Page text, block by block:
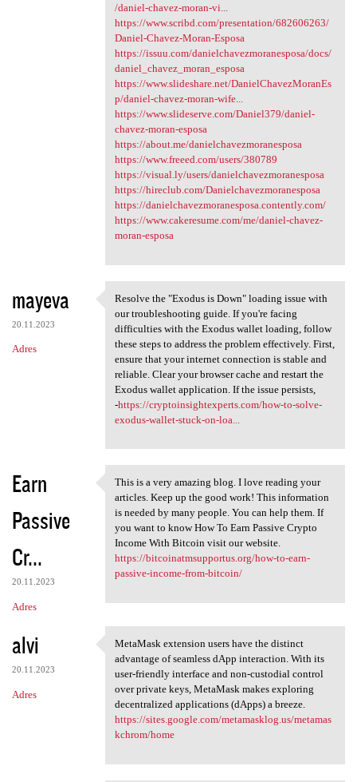
/daniel-chavez-moran-vi...
https://www.scribd.com/presentation/682606263/
Daniel-Chavez-Moran-Esposa
https://issuu.com/danielchavezmoranesposa/docs/
daniel_chavez_moran_esposa
https://www.slideshare.net/DanielChavezMoranEs
p/daniel-chavez-moran-wife...
https://www.slideserve.com/Daniel379/daniel-
chavez-moran-esposa
https://about.me/danielchavezmoranesposa
https://www.freeed.com/users/380789
https://visual.ly/users/danielchavezmoranesposa
https://hireclub.com/Danielchavezmoranesposa
https://danielchavezmoranesposa.contently.com/
https://www.cakeresume.com/me/daniel-chavez-
moran-esposa
mayeva
20.11.2023
Adres
Resolve the "Exodus is Down"
Resolve the "Exodus is Down" loading issue with
our troubleshooting guide. If you're facing
difficulties with the Exodus wallet loading, follow
these steps to address the problem effectively. First,
ensure that your internet connection is stable and
reliable. Clear your browser cache and restart the
Exodus wallet application. If the issue persists,
-https://cryptoinsightexperts.com/how-to-solve-
exodus-wallet-stuck-on-loa...
Earn
Passive
Cr...
20.11.2023
Adres
This is a very amazing blog.
This is a very amazing blog. I love reading your
articles. Keep up the good work! This information
is needed by many people. You can help them. If
you want to know How To Earn Passive Crypto
Income With Bitcoin visit our website.
https://bitcoinatmsupportus.org/how-to-earn-
passive-income-from-bitcoin/
alvi
20.11.2023
Adres
MetaMask extension users have
MetaMask extension users have the distinct
advantage of seamless dApp interaction. With its
user-friendly interface and non-custodial control
over private keys, MetaMask makes exploring
decentralized applications (dApps) a breeze.
https://sites.google.com/metamasklog.us/metamas
kchrom/home